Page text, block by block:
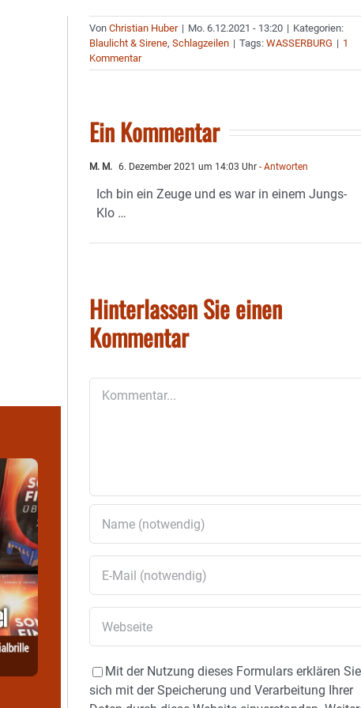
VonChristian Huber | Mo. 6.12.2021 - 13:20 | Kategorien:
Blaulicht & Sirene,Schlagzeilen | Tags:WASSERBURG | 1
Kommentar
Ein Kommentar
M. M. 6. Dezember 2021 um 14:03 Uhr - Antworten
Ich bin ein Zeuge und es war in einem Jungs-
Klo …
Hinterlassen Sie einen
Kommentar
Mit der Nutzung dieses Formulars erklären Sie
sich mit der Speicherung und Verarbeitung Ihrer